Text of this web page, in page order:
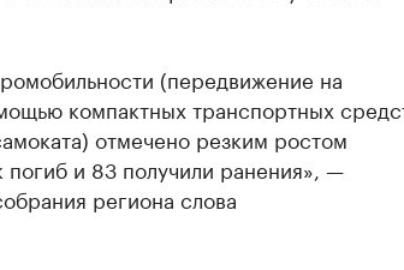
(передвижение на
компактных транспортных
отмечено резким ростом
и 83 получили ранения», —
региона слова